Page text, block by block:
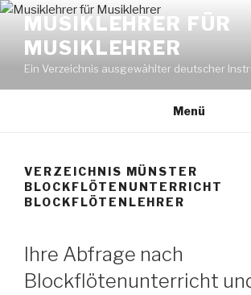
Zum
Inhalt
springen
MUSIKLEHRER FÜR
MUSIKLEHRER
Ein Verzeichnis ausgewählter deutscher
Menü
VERZEICHNIS MÜNSTER
BLOCKFLÖTENUNTERRICHT
BLOCKFLÖTENLEHRER
Ihre Abfrage nach
Blockflötenunterricht